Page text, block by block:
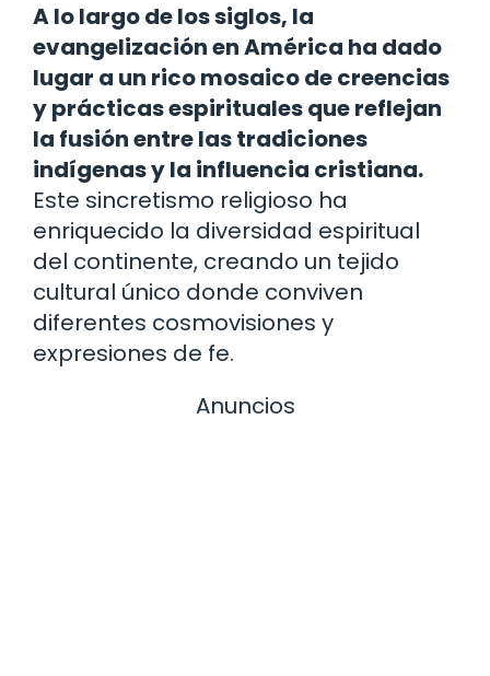
A lo largo de los siglos, la
evangelización en América ha dado
lugar a un rico mosaico de creencias
y prácticas espirituales que reflejan
la fusión entre las tradiciones
indígenas y la influencia cristiana.
Este sincretismo religioso ha
enriquecido la diversidad espiritual
del continente, creando un tejido
cultural único donde conviven
diferentes cosmovisiones y
expresiones de fe.
Anuncios